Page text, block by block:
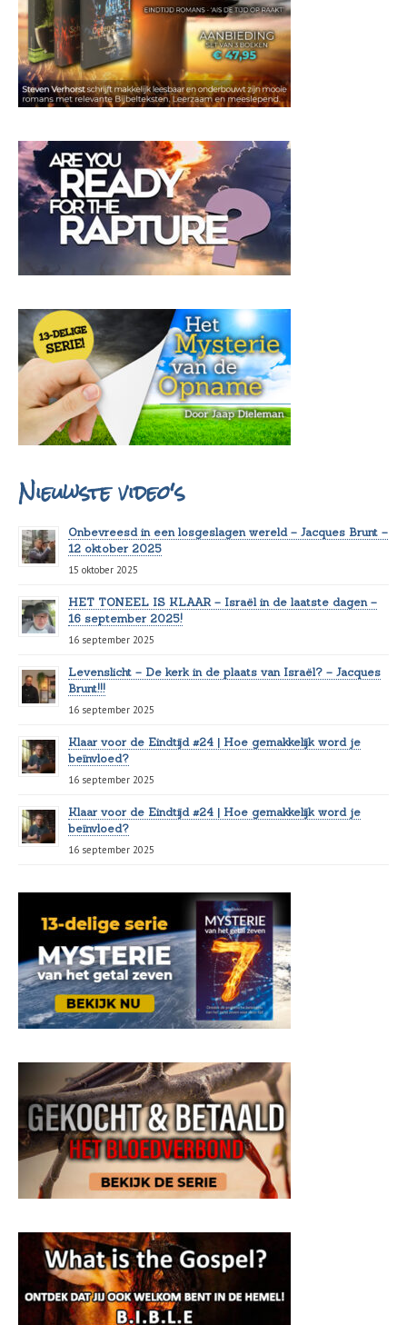
Nieuwste video's
Onbevreesd in een losgeslagen wereld – Jacques Brunt –
12 oktober 2025
15 oktober 2025
HET TONEEL IS KLAAR – Israël in de laatste dagen –
16 september 2025!
16 september 2025
Levenslicht – De kerk in de plaats van Israël? – Jacques
Brunt!!!
16 september 2025
Klaar voor de Eindtijd #24 | Hoe gemakkelijk word je
beïnvloed?
16 september 2025
Klaar voor de Eindtijd #24 | Hoe gemakkelijk word je
beïnvloed?
16 september 2025